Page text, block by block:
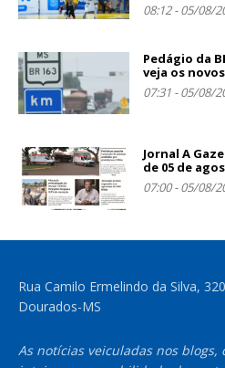
08:12 - 05/08/
Pedágio da
veja os
07:31 - 05/08/
Jornal A
de 05 de
07:00 - 05/08/
Rua Camilo Ermelindo da Silva, 320
Dourados-MS
As notícias veiculadas nos blogs,